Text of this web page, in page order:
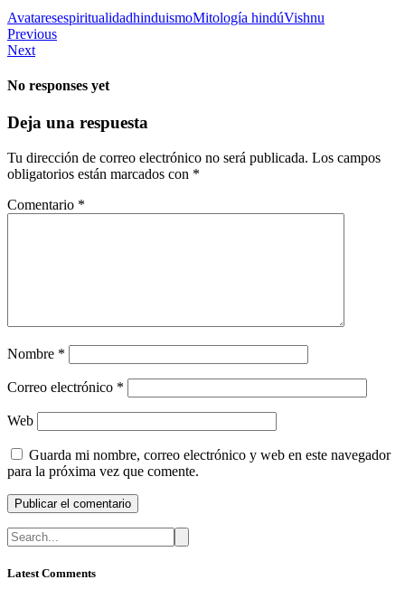
AvataresespiritualidadhinduismoMitología hindúVishnu
Previous
Next
No responses yet
Deja una respuesta
Tu dirección de correo electrónico no será publicada. Los campos
obligatorios están marcados con *
Comentario *
Nombre *
Correo electrónico *
Web
Guarda mi nombre, correo electrónico y web en este navegador
para la próxima vez que comente.
Latest Comments